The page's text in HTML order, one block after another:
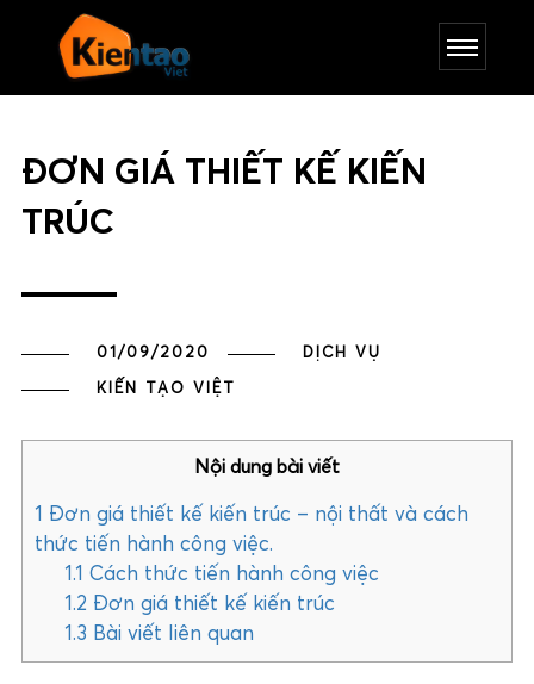
ĐƠN GIÁ THIẾT KẾ KIẾN
TRÚC
01/09/2020 DỊCH VỤ
KIẾN TẠO VIỆT
Nội dung bài viết
1 Đơn giá thiết kế kiến trúc – nội thất và cách
thức tiến hành công việc.
1.1 Cách thức tiến hành công việc
1.2 Đơn giá thiết kế kiến trúc
1.3 Bài viết liên quan